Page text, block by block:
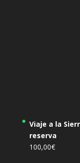
Viaje a la
reserva
100,00€